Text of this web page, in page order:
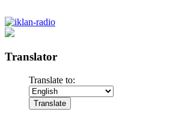
Translator
Translate to: